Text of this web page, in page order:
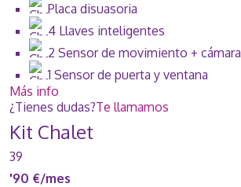
Placa disuasoria
4 Llaves inteligentes
2 Sensor de movimiento + cámara
1 Sensor de puerta y ventana
Más info
¿Tienes dudas?Te llamamos
Kit Chalet
39
'90 €/mes